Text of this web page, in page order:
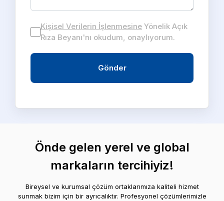
Kişisel Verilerin İşlenmesine Yönelik Açık
Rıza Beyanı'nı okudum, onaylıyorum.
Gönder
Önde gelen yerel ve global
markaların tercihiyiz!
Bireysel ve kurumsal çözüm ortaklarımıza kaliteli hizmet
sunmak bizim için bir ayrıcalıktır. Profesyonel çözümlerimizle